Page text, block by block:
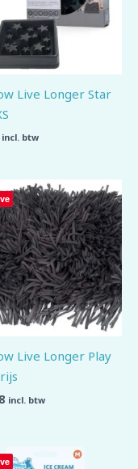
Live Longer Star
incl. btw
Live Longer Play
incl. btw